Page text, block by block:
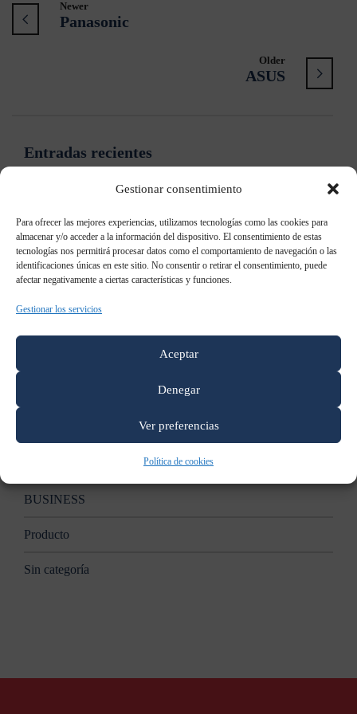
Gestionar consentimiento
Para ofrecer las mejores experiencias, utilizamos tecnologías como las cookies para
almacenar y/o acceder a la información del dispositivo. El consentimiento de estas
tecnologías nos permitirá procesar datos como el comportamiento de navegación o las
identificaciones únicas en este sitio. No consentir o retirar el consentimiento, puede
afectar negativamente a ciertas características y funciones.
Gestionar los servicios
Aceptar
Denegar
Ver preferencias
Política de cookies
Newer
Panasonic
Older
ASUS
Entradas recientes
Signage”
Samsung patenta un televisor holográfico
BUSINESS
Producto
Sin categoría